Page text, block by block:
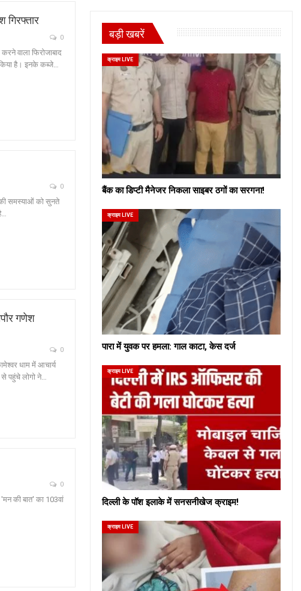
गिरफ्तार
0
वाला फिरोजाबाद
है। इनके कब्जे…
0
की समस्याओं को सुनते
गणेश
0
धाम में आचार्य
पहुंचे लोगो ने…
0
की बात' का 103वां
बड़ी खबरें
क्राइम LIVE
बैंक का डिप्टी मैनेजर निकला साइबर ठगों का सरगना!
क्राइम LIVE
पारा में युवक पर हमला: गाल काटा, केस दर्ज
क्राइम LIVE
दिल्ली के पॉश इलाके में सनसनीखेज क्राइम!
क्राइम LIVE